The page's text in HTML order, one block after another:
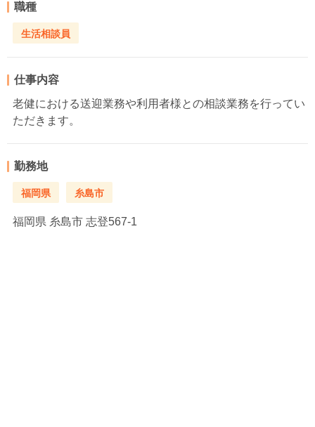
職種
生活相談員
仕事内容
老健における送迎業務や利用者様との相談業務を行ってい
ただきます。
勤務地
福岡県 糸島市
福岡県 糸島市 志登567-1